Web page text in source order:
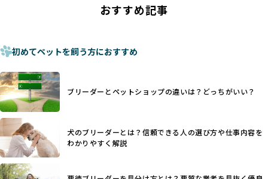
ものに過ぎず、ワンちゃんの心身の福祉やブリーダーの責任
少なくなく、消費者にとって選択の判断が難しい現状があり
さらに、書類審査のみで掲載が許可されるサイトが多く、実
際の飼育環境やブリーダーの姿勢が見えにくい点も課題で
す。こうしたサイトでは、ブリーダーが記載する情報が主で
あり、実際の現場や日々のケアの状況がわからないため、営
利優先の「悪徳ブリーダー」が含まれるリスクが高まりま
す。
BreederFamiliesでは、ワンちゃんを大切にする「優良ブリ
ーダー」のみを紹介するために、法令を超えた独自の基準を
これは痛みを伴う処置で、ワンちゃんの身体的な負担が大き
手段でもあるため、切断されることで他の犬や人間との意思
ヨーロッパ諸国ではこうした処置が禁止されている一方で、
日本ではいまだ行われる場合があります。
優良ブリーダーは動物福祉を優先し、ワンちゃんの自然な姿
を大切にするため断尾・断耳を行いません。
一方、営利優先ブリーダーでは「見た目が良く売れやすい」
ことを理由に断尾や断耳を行うことがあり、中には麻酔なし
で処置するケースも見受けられます。
「耳やしっぽを切らない」詳細はこちら
おすすめ記事
初めてペットを飼う方におすすめ
ブリーダーとペットショップの違いは？どっちがいい？
犬のブリーダーとは？信頼できる人の選び方や仕事内容を
わかりやすく解説